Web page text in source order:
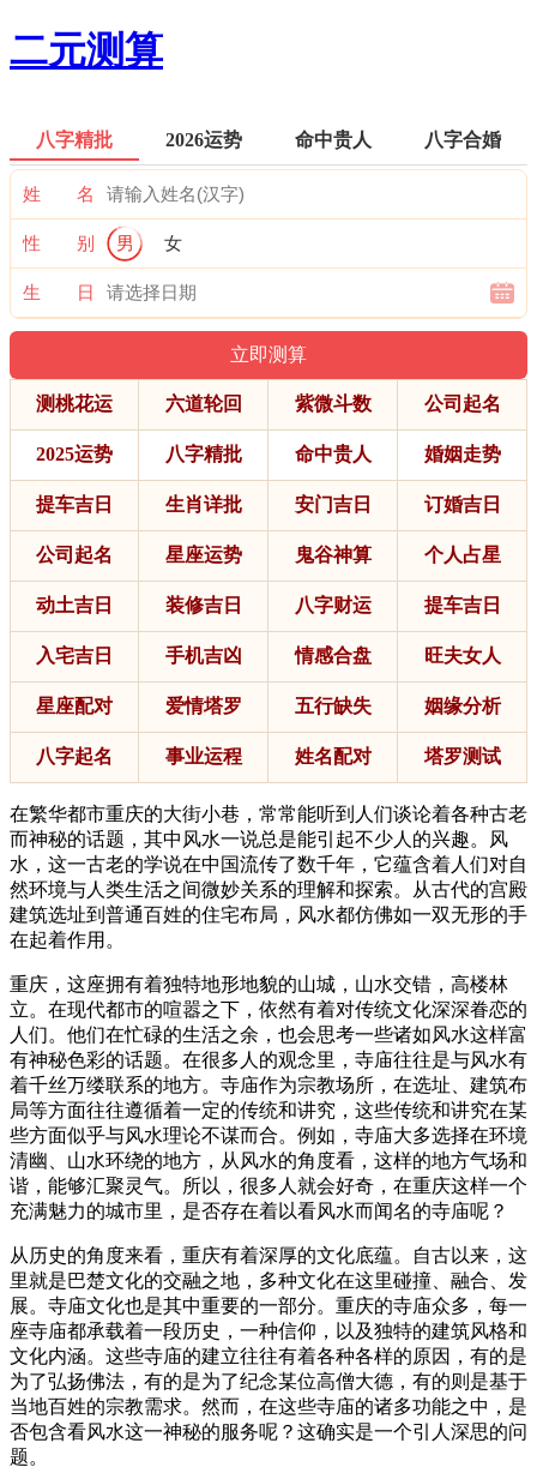
二元测算
八字精批 2026运势 命中贵人 八字合婚
姓 名
性 别 男 女
生 日
测桃花运 六道轮回 紫微斗数 公司起名
2025运势 八字精批 命中贵人 婚姻走势
提车吉日 生肖详批 安门吉日 订婚吉日
公司起名 星座运势 鬼谷神算 个人占星
动土吉日 装修吉日 八字财运 提车吉日
入宅吉日 手机吉凶 情感合盘 旺夫女人
星座配对 爱情塔罗 五行缺失 姻缘分析
八字起名 事业运程 姓名配对 塔罗测试
在繁华都市重庆的大街小巷，常常能听到人们谈论着各种古老
而神秘的话题，其中风水一说总是能引起不少人的兴趣。风
水，这一古老的学说在中国流传了数千年，它蕴含着人们对自
然环境与人类生活之间微妙关系的理解和探索。从古代的宫殿
建筑选址到普通百姓的住宅布局，风水都仿佛如一双无形的手
在起着作用。
重庆，这座拥有着独特地形地貌的山城，山水交错，高楼林
立。在现代都市的喧嚣之下，依然有着对传统文化深深眷恋的
人们。他们在忙碌的生活之余，也会思考一些诸如风水这样富
有神秘色彩的话题。在很多人的观念里，寺庙往往是与风水有
着千丝万缕联系的地方。寺庙作为宗教场所，在选址、建筑布
局等方面往往遵循着一定的传统和讲究，这些传统和讲究在某
些方面似乎与风水理论不谋而合。例如，寺庙大多选择在环境
清幽、山水环绕的地方，从风水的角度看，这样的地方气场和
谐，能够汇聚灵气。所以，很多人就会好奇，在重庆这样一个
充满魅力的城市里，是否存在着以看风水而闻名的寺庙呢？
从历史的角度来看，重庆有着深厚的文化底蕴。自古以来，这
里就是巴楚文化的交融之地，多种文化在这里碰撞、融合、发
展。寺庙文化也是其中重要的一部分。重庆的寺庙众多，每一
座寺庙都承载着一段历史，一种信仰，以及独特的建筑风格和
文化内涵。这些寺庙的建立往往有着各种各样的原因，有的是
为了弘扬佛法，有的是为了纪念某位高僧大德，有的则是基于
当地百姓的宗教需求。然而，在这些寺庙的诸多功能之中，是
否包含看风水这一神秘的服务呢？这确实是一个引人深思的问
题。